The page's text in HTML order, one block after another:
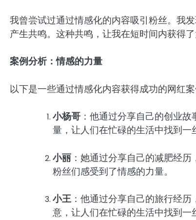
我曾尝试过通过情感化的内容吸引粉丝。我
产生共鸣。这种共鸣，让我在短时间内获得了
案例分析：情感的力量
以下是一些通过情感化内容获得成功的网红案
小杨哥 ：他通过分享自己的创业
量，让人们在忙碌的生活中找到一
小丽 ：她通过分享自己的减肥经
粉丝们感受到了情感的力量。
小王 ：他通过分享自己的旅行经
意，让人们在忙碌的生活中找到一